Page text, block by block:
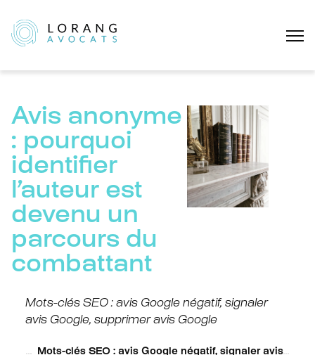
Avis anonyme
: pourquoi
identifier
l’auteur est
devenu un
parcours du
combattant
Mots-clés SEO : avis Google négatif, signaler
avis Google, supprimer avis Google
Mots-clés SEO : avis Google négatif, signaler avis